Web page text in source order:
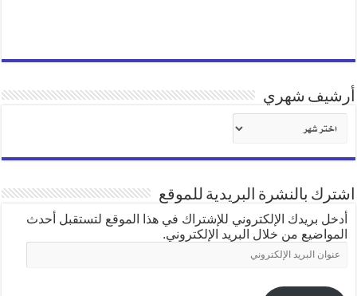
أرشيف شهري
شهري
اشترك بالنشرة البريدية للموقع
أدخل بريدك الإلكتروني للإشتراك في هذا الموقع لتستقبل أحدث
المواضيع من خلال البريد الإلكتروني.
عنوان
البريد